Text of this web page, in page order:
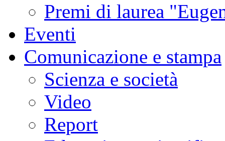
Premi di laurea
Eventi
Comunicazione e stampa
Scienza e società
Video
Report